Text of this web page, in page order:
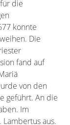
die
konnte
Die
fand auf
von den
geführt. An die
Im
Lambertus aus.